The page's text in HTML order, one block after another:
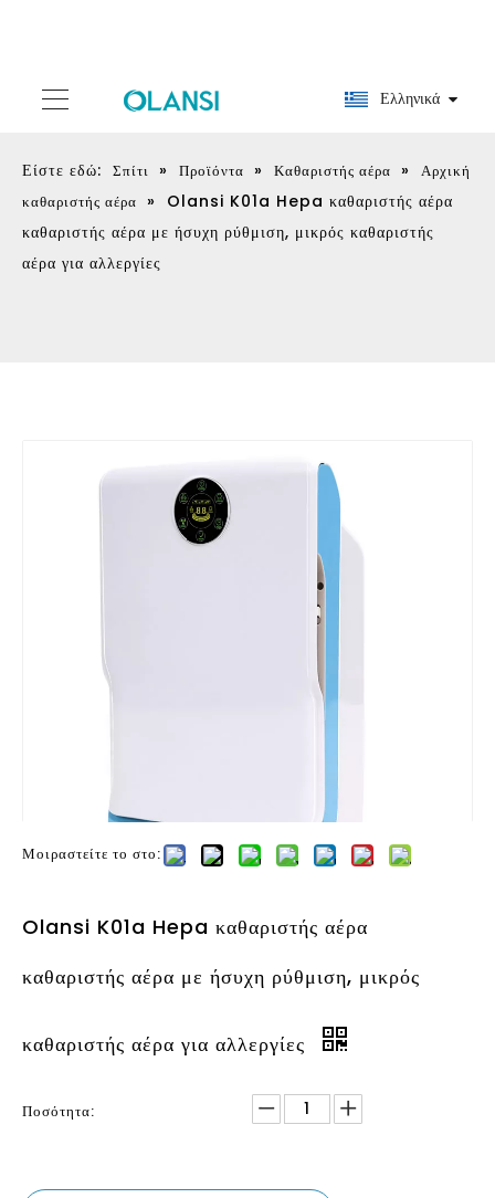
Ελληνικά
Είστε εδώ: Σπίτι » Προϊόντα » Καθαριστής αέρα »
Αρχική
καθαριστής αέρα »
Olansi K01a Hepa καθαριστής αέρα
καθαριστής αέρα με ήσυχη ρύθμιση, μικρός καθαριστής
αέρα για αλλεργίες
Μοιραστείτε το στο:
Olansi K01a Hepa καθαριστής αέρα
καθαριστής αέρα με ήσυχη ρύθμιση, μικρός
καθαριστής αέρα για αλλεργίες
Ποσότητα: